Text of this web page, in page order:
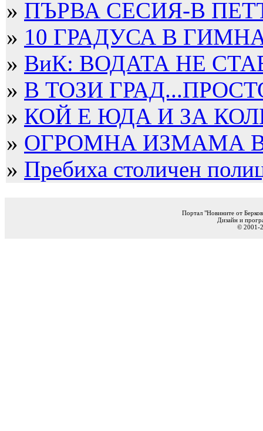
» ПЪРВА СЕСИЯ-В
» 10 ГРАДУСА В
» ВиК: ВОДАТА НЕ
» В ТОЗИ
» КОЙ Е ЮДА И ЗА
» ОГРОМНА ИЗМАМА В
» Пребиха столичен
Портал "Новините от
Дизайн и
© 2001-